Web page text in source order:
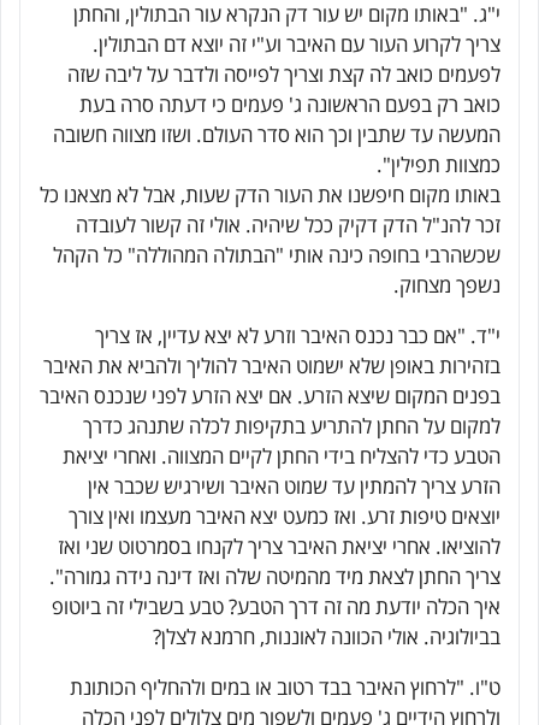
י"ג. "באותו מקום יש עור דק הנקרא עור הבתולין, והחתן
צריך לקרוע העור עם האיבר וע"י זה יוצא דם הבתולין.
לפעמים כואב לה קצת וצריך לפייסה ולדבר על ליבה שזה
כואב רק בפעם הראשונה ג' פעמים כי דעתה סרה בעת
המעשה עד שתבין וכך הוא סדר העולם. ושזו מצווה חשובה
כמצוות תפילין".
באותו מקום חיפשנו את העור הדק שעות, אבל לא מצאנו כל
זכר להנ"ל הדק דקיק ככל שיהיה. אולי זה קשור לעובדה
שכשהרבי בחופה כינה אותי "הבתולה המהוללה" כל הקהל
נשפך מצחוק.
י"ד. "אם כבר נכנס האיבר וזרע לא יצא עדיין, אז צריך
בזהירות באופן שלא ישמוט האיבר להוליך ולהביא את האיבר
בפנים המקום שיצא הזרע. אם יצא הזרע לפני שנכנס האיבר
למקום על החתן להתריע בתקיפות לכלה שתנהג כדרך
הטבע כדי להצליח בידי החתן לקיים המצווה. ואחרי יציאת
הזרע צריך להמתין עד שמוט האיבר ושירגיש שכבר אין
יוצאים טיפות זרע. ואז כמעט יצא האיבר מעצמו ואין צורך
להוציאו. אחרי יציאת האיבר צריך לקנחו בסמרטוט שני ואז
צריך החתן לצאת מיד מהמיטה שלה ואז דינה נידה גמורה".
איך הכלה יודעת מה זה דרך הטבע? טבע בשבילי זה ביוטופ
בביולוגיה. אולי הכוונה לאוננות, חרמנא לצלן?
ט"ו. "לרחוץ האיבר בבד רטוב או במים ולהחליף הכותונת
ולרחוץ הידיים ג' פעמים ולשפוך מים צלולים לפני הכלה